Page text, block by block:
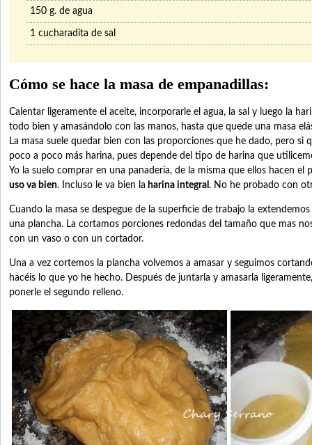
150 g. de agua
1 cucharadita de sal
Cómo se hace la masa de empanadillas:
Calentar ligeramente el aceite, incorporarle el agua, la sal y luego la
todo bien y amasándolo con las manos, hasta que quede una masa
La masa suele quedar bien con las proporciones que he dado, pero si
poco a poco más harina, pues depende del tipo de harina que
Yo la suelo comprar en una panadería, de la misma que ellos hacen el
uso va bien. Incluso le va bien la harina integral . No he probado con
Cuando la masa se despegue de la superficie de trabajo la
una plancha. La cortamos porciones redondas del tamaño que mas
con un vaso o con un cortador.
Una a vez cortemos la plancha volvemos a amasar y seguimos
hacéis lo que yo he hecho. Después de juntarla y amasarla
ponerle el segundo relleno.